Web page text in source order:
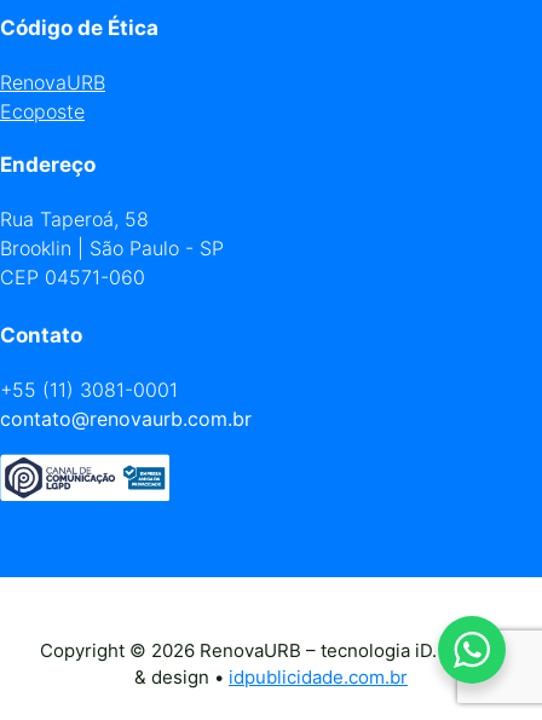
Código de Ética
RenovaURB
Ecoposte
Endereço
Rua Taperoá, 58
Brooklin | São Paulo - SP
CEP 04571-060
Contato
+55 (11) 3081-0001
contato@renovaurb.com.br
Copyright © 2026 RenovaURB – tecnologia iD. criação
& design • idpublicidade.com.br